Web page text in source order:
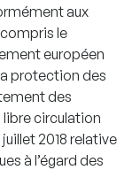
aux
le
européen
protection des
des
libre circulation
2018 relative
à l’égard des